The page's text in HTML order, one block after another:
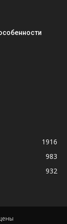
1916
983
932